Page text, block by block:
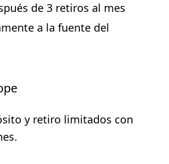
de 3 retiros al mes
a la fuente del
y retiro limitados con